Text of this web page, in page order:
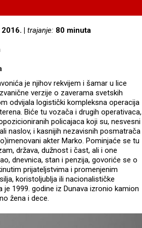
2016. trajanje: 80 minuta
je njihov rekvijem i šamar u lice
verzije o zaverama svetskih
odvijala logistički kompleksna operacija
Biće tu vozača i drugih operativaca,
policajaca koji su, nesvesni
naslov, i kasnijih nezavisnih posmatrača
akter Marko. Pominjaće se tu
država, dužnost i čast, ali i one
dnevnica, stan i penzija, govoriće se o
prijateljstvima i promenjenim
koristoljublja ili nacionalističke
je 1999. godine iz Dunava izronio kamion
žena i dece.